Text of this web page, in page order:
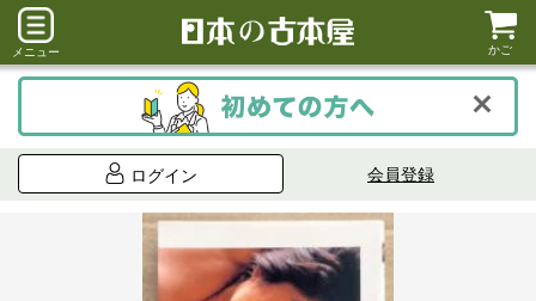
メニュー かご
ログイン 会員登録